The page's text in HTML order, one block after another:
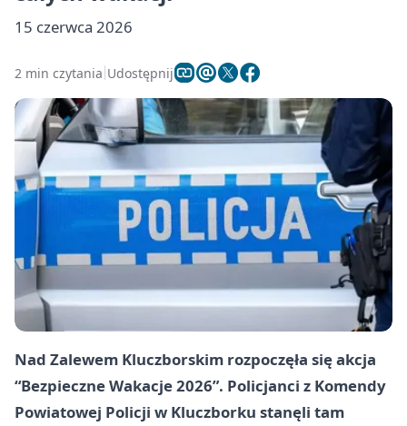
15 czerwca 2026
2 min czytania Udostępnij
Nad Zalewem Kluczborskim rozpoczęła się akcja
“Bezpieczne Wakacje 2026”. Policjanci z Komendy
Powiatowej Policji w Kluczborku stanęli tam